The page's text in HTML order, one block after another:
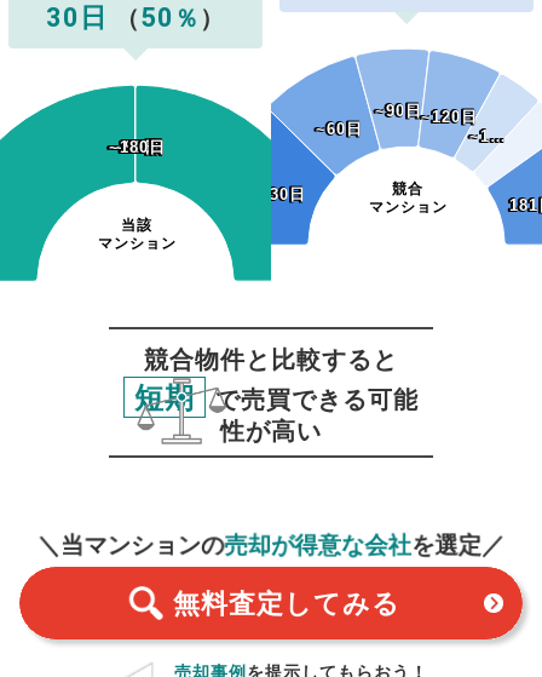
30日
（50 ％ ）
当該
マンション
~60日
~60日
~90日
~90日
~120日
~120日
~150日
~150日
~180日
~180日
競合
マンション
~30日
~30日
~60日
~60日
~90日
~90日~120日
~120日
~1…
~1…
181
181
競合物件と比較すると
短期
で売買できる可能
性が高い
＼当マンションの売却が得意な会社を選定／
無料査定 してみる
売却事例を提示してもらおう！